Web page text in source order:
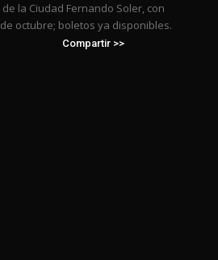
la Ciudad Fernando Soler, con
octubre; boletos ya disponibles.
Compartir >>